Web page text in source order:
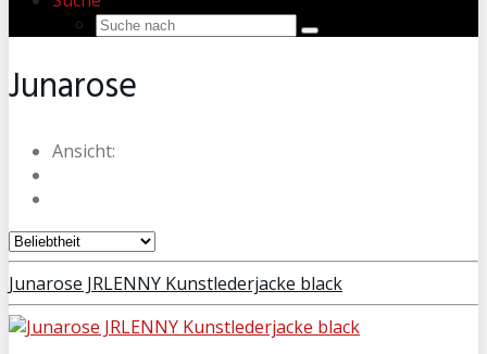
Junarose
Ansicht:
Junarose JRLENNY Kunstlederjacke black